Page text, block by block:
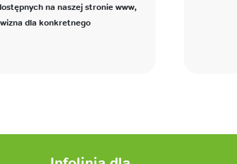
na naszej stronie www,
dla konkretnego